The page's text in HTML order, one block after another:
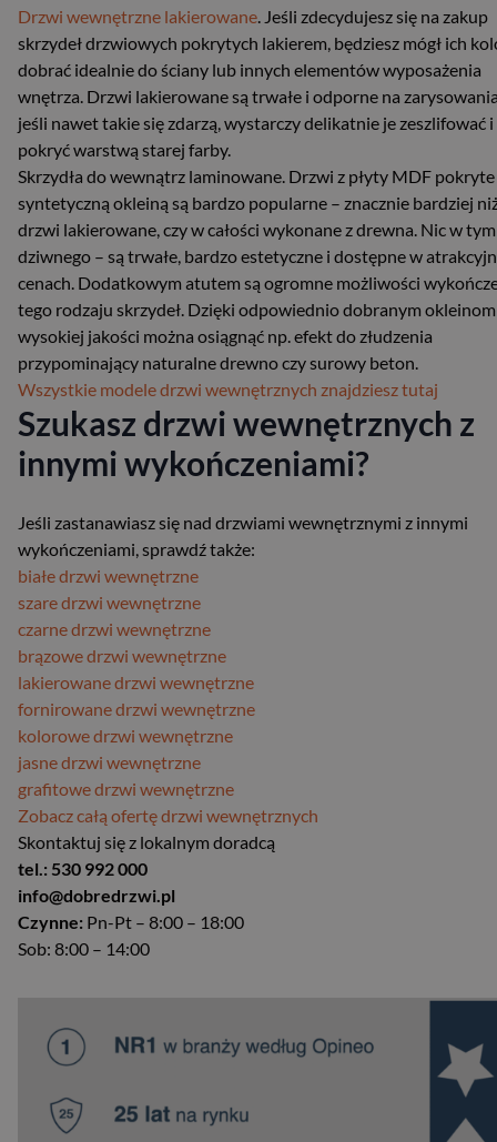
Drzwi wewnętrzne lakierowane. Jeśli zdecydujesz się na zakup
skrzydeł drzwiowych pokrytych lakierem, będziesz mógł ich
dobrać idealnie do ściany lub innych elementów wyposażenia
wnętrza. Drzwi lakierowane są trwałe i odporne na
jeśli nawet takie się zdarzą, wystarczy delikatnie je zeszlifować i
pokryć warstwą starej farby.
Skrzydła do wewnątrz laminowane. Drzwi z płyty MDF pokryte
syntetyczną okleiną są bardzo popularne – znacznie bardziej
drzwi lakierowane, czy w całości wykonane z drewna. Nic w tym
dziwnego – są trwałe, bardzo estetyczne i dostępne w
cenach. Dodatkowym atutem są ogromne możliwości
tego rodzaju skrzydeł. Dzięki odpowiednio dobranym okleinom
wysokiej jakości można osiągnąć np. efekt do złudzenia
przypominający naturalne drewno czy surowy beton.
Wszystkie modele drzwi wewnętrznych znajdziesz tutaj
Szukasz drzwi wewnętrznych z
innymi wykończeniami?
Jeśli zastanawiasz się nad drzwiami wewnętrznymi z innymi
wykończeniami, sprawdź także:
białe drzwi wewnętrzne
szare drzwi wewnętrzne
czarne drzwi wewnętrzne
brązowe drzwi wewnętrzne
lakierowane drzwi wewnętrzne
fornirowane drzwi wewnętrzne
kolorowe drzwi wewnętrzne
jasne drzwi wewnętrzne
grafitowe drzwi wewnętrzne
Zobacz całą ofertę drzwi wewnętrznych
Skontaktuj się z lokalnym doradcą
tel.: 530 992 000
info@dobredrzwi.pl
Czynne: Pn-Pt – 8:00 – 18:00
Sob: 8:00 – 14:00